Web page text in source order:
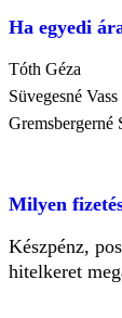
Ha egyedi
Tóth Géza
Süvegesné
Gremsbergerné
Milyen
Készpénz,
hitelkeret